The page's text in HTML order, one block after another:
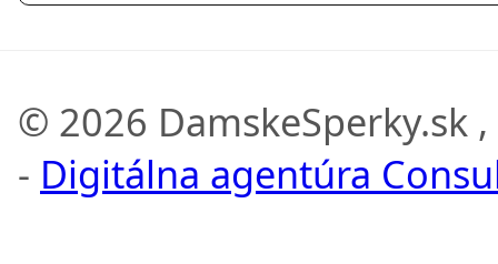
© 2026 DamskeSperky.sk
- Digitálna agentúra